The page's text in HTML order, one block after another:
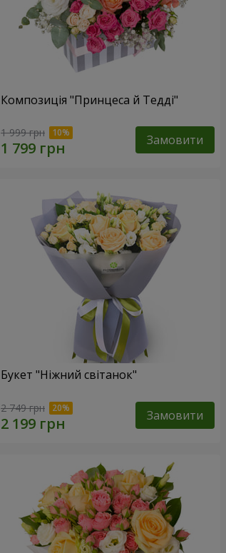
Композиція "Принцеса й Тедді"
1 999 грн Замовити
Букет "Ніжний світанок"
2 749 грн Замовити